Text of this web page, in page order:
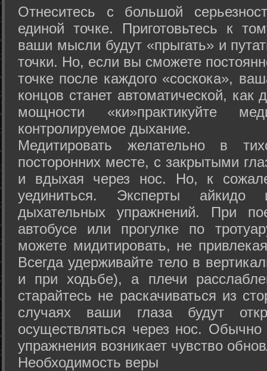
Отнеситесь с большой
единой точке. Приготовьтесь к
ваши мысли будут «прыгать» и
точки. Но, если вы сможете
точке после каждого «соскока»,
концов станет автоматической,
мощности «ки»практикуйте
контролируемое дыхание.
Медитировать желательно в
посторонних месте, с закрытыми
и вдыхая через нос. Но, к
уединиться. Эксперты айкидо
дыхательных упражнений. При
автобусе или прогулке по
можете мидитировать, не
Всегда удерживайте тело в
и при ходьбе), а плечи
старайтесь не раскачиваться из
случаях ваши глаза будут
осуществляться через нос. Обычно
упражнения возникает чувство
Необходимость веры